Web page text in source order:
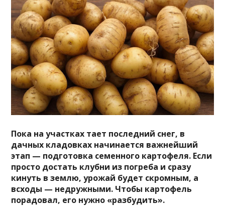
Пока на участках тает последний снег, в
дачных кладовках начинается важнейший
этап — подготовка семенного картофеля. Если
просто достать клубни из погреба и сразу
кинуть в землю, урожай будет скромным, а
всходы — недружными. Чтобы картофель
порадовал, его нужно «разбудить».